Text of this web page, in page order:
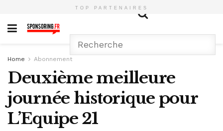
TOP PARTENAIRES
Home Abonnement
Deuxième meilleure
journée historique pour
L’Equipe 21